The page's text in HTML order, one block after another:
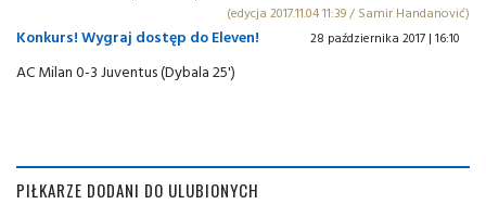
(edycja 2017.11.04 11:39 / Samir Handanović)
Konkurs! Wygraj dostęp do Eleven! 28 października 2017 | 16:10
AC Milan 0-3 Juventus (Dybala 25')
PIŁKARZE DODANI DO ULUBIONYCH